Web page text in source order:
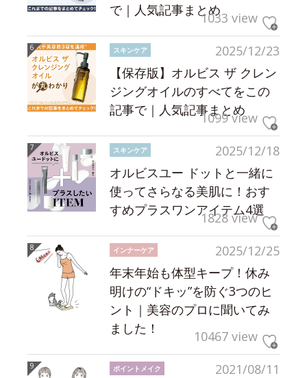
で｜人気記事まとめ1033 view
2025/12/23
スキンケア
【保存版】オルビス ザ クレン
ジングオイルのすべてをこの
記事で｜人気記事まとめ
1099 view
2025/12/18
スキンケア
オルビスユー ドットと一緒に
使ってさらなる美肌に！おす
すめプラスワンアイテム4選
1828 view
2025/12/25
インナーケア
年末年始も体型キープ！休み
明けの“ドキッ”を防ぐ3つのヒ
ント｜美容のプロに聞いてみ
ました！
10467 view
2021/08/11
ポイントメイク